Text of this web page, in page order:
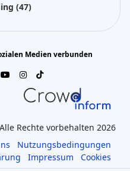
(47)
Medien verbunden
Alle Rechte vorbehalten 2026
Nutzungsbedingungen
Impressum Cookies